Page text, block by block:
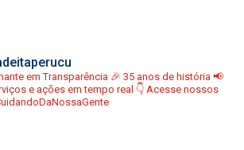
em Transparência 🎉 35 anos de história 📢
e ações em tempo real 👇 Acesse nossos